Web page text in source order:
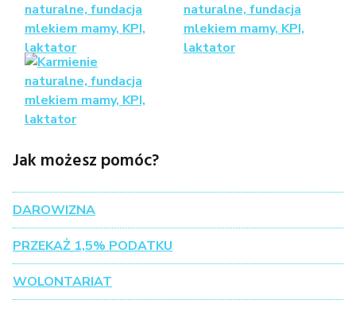
Jak możesz pomóc?
DAROWIZNA
PRZEKAŻ 1,5% PODATKU
WOLONTARIAT